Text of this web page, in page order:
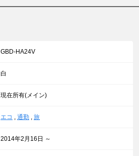
GBD-HA24V
白
現在所有(メイン)
エコ , 通勤 , 旅
2014年2月16日 ～